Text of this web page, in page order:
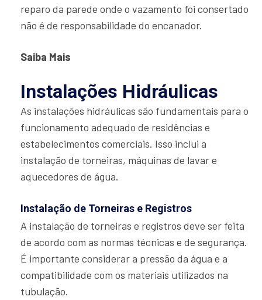
reparo da parede onde o vazamento foi consertado
não é de responsabilidade do encanador.
Saiba Mais
Instalações Hidráulicas
As instalações hidráulicas são fundamentais para o
funcionamento adequado de residências e
estabelecimentos comerciais. Isso inclui a
instalação de torneiras, máquinas de lavar e
aquecedores de água.
Instalação de Torneiras e Registros
A instalação de torneiras e registros deve ser feita
de acordo com as normas técnicas e de segurança.
É importante considerar a pressão da água e a
compatibilidade com os materiais utilizados na
tubulação.